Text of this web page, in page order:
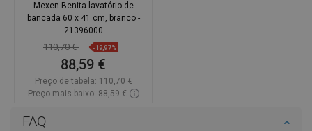
FAQ
Mexen Benita lavatório de
bancada 60 x 41 cm, branco -
21396000
110,70 € -19,97%
88,59 €
Preço de tabela: 110,70 €
Preço mais baixo: 88,59 €